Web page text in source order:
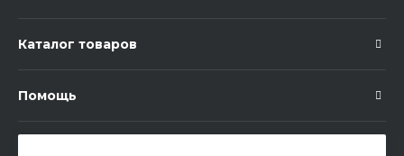
Каталог товаров
Помощь